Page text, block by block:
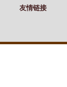
友情链接